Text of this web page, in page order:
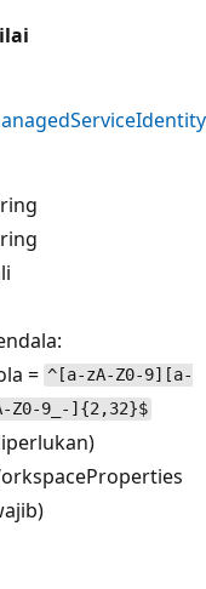
= ^[a-zA-Z0-9][a-
Z0-9_-]{2,32}$